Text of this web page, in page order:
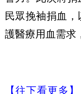
民眾挽袖捐血
護醫療用血需求
【往下看更多】